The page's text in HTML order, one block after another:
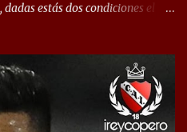
estás dos condiciones el
6 partidos, de los cuales sólo los
8vos. con los 3ros. mejores de
2021. ¡Este año hay